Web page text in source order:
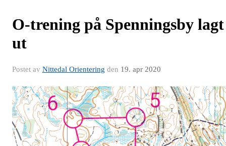
O-trening på Spenningsby lagt
ut
Postet av Nittedal Orientering den 19. apr 2020